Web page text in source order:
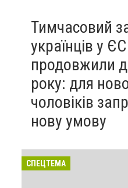
Тимчасовий
українців у ЄС
продовжили
року: для
чоловіків
нову умову
СПЕЦТЕМА